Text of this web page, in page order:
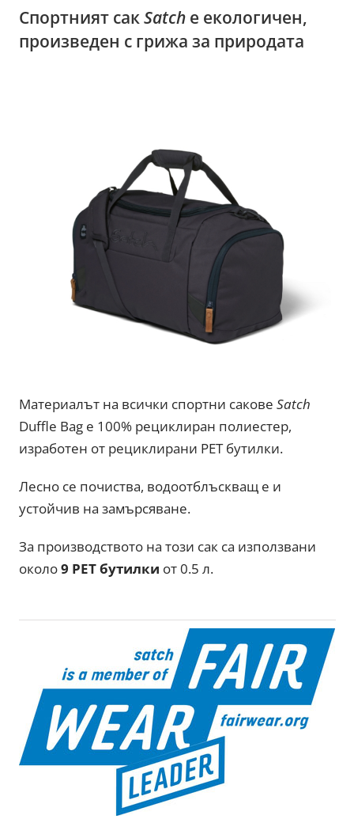
Спортният сакSatch е екологичен,
произведен с грижа за природата
Материалът на всички спортни саковеSatch
Duffle Bag е 100% рециклиран полиестер,
изработен от рециклирани PET бутилки.
Лесно се почиства, водоотблъскващ e и
устойчив на замърсяване.
За производството на този сак са използвани
около9 PET бутилки от 0.5 л.